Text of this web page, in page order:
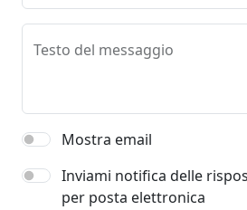
Testo del messaggio
Mostra email
Inviami notifica delle
per posta elettronica